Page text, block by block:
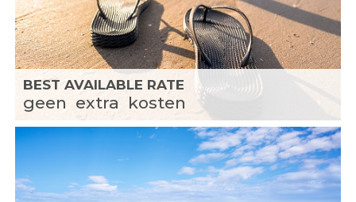
BEST AVAILABLE RATE
geen extra kosten